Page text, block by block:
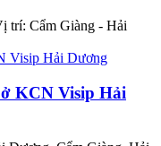
trí: Cẩm Giàng - Hải
KCN Visip Hải